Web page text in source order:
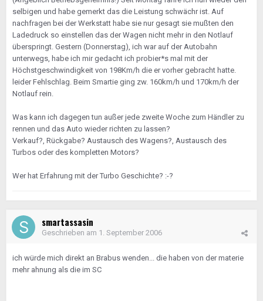
selbigen und habe gemerkt das die Leistung schwächr ist. Auf
nachfragen bei der Werkstatt habe sie nur gesagt sie mußten den
Ladedruck so einstellen das der Wagen nicht mehr in den Notlauf
überspringt. Gestern (Donnerstag), ich war auf der Autobahn
unterwegs, habe ich mir gedacht ich probier*s mal mit der
Höchstgeschwindigkeit von 198Km/h die er vorher gebracht hatte.
leider Fehlschlag. Beim Smartie ging zw. 160km/h und 170km/h der
Notlauf rein.
Was kann ich dagegen tun außer jede zweite Woche zum Händler zu
rennen und das Auto wieder richten zu lassen?
Verkauf?, Rückgabe? Austausch des Wagens?, Austausch des
Turbos oder des kompletten Motors?
Wer hat Erfahrung mit der Turbo Geschichte? :-?
smartassasin
Geschrieben am 1. September 2006
ich würde mich direkt an Brabus wenden... die haben von der materie
mehr ahnung als die im SC